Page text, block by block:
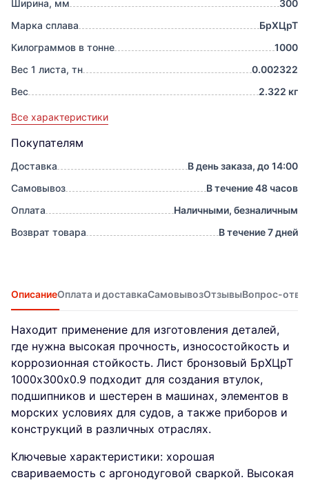
Ширина, мм
300
Марка сплава
БрХЦрТ
Килограммов в тонне
1000
Вес 1 листа, тн
0.002322
Вес
2.322 кг
Все характеристики
Покупателям
Доставка
В день заказа, до 14:00
Самовывоз
В течение 48 часов
Оплата
Наличными, безналичным
Возврат товара
В течение 7 дней
ОписаниеОплата и доставкаСамовывозОтзывыВопрос-
Находит применение для изготовления деталей,
где нужна высокая прочность, износостойкость и
коррозионная стойкость. Лист бронзовый БрХЦрТ
1000х300х0.9 подходит для создания втулок,
подшипников и шестерен в машинах, элементов в
морских условиях для судов, а также приборов и
конструкций в различных отраслях.
Ключевые характеристики: хорошая
свариваемость с аргонодуговой сваркой. Высокая